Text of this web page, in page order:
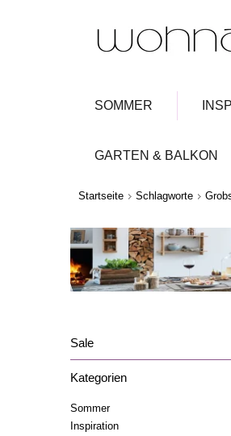
SOMMER
GARTEN & BALKON
Startseite Schlagworte
Sale
Kategorien
Sommer
Inspiration